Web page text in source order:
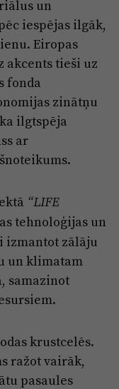
un
iespējas ilgāk,
Eiropas
akcents tieši uz
fonda
zinātņu
ilgtspēja
ar
“LIFE
tehnoloģijas un
izmantot zālāju
un klimatam
samazinot
krustcelēs.
ražot vairāk,
pasaules